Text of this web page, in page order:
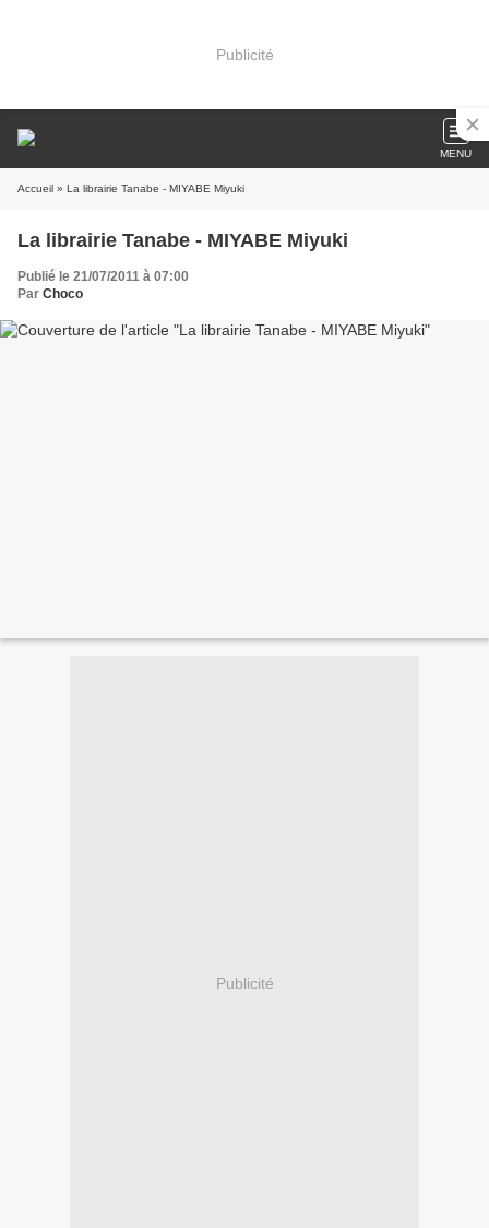
Publicité
MENU
Accueil » La librairie Tanabe - MIYABE Miyuki
La librairie Tanabe - MIYABE Miyuki
Publié le 21/07/2011 à 07:00
Par Choco
Publicité